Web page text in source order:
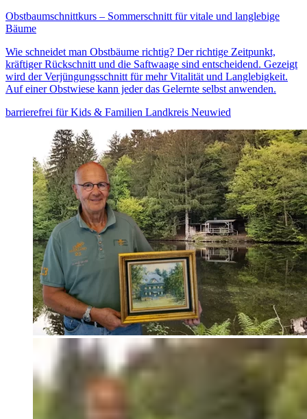
Obstbaumschnittkurs – Sommerschnitt für vitale und langlebige
Bäume
Wie schneidet man Obstbäume richtig? Der richtige Zeitpunkt,
kräftiger Rückschnitt und die Saftwaage sind entscheidend. Gezeigt
wird der Verjüngungsschnitt für mehr Vitalität und Langlebigkeit.
Auf einer Obstwiese kann jeder das Gelernte selbst anwenden.
barrierefrei für Kids & Familien Landkreis Neuwied